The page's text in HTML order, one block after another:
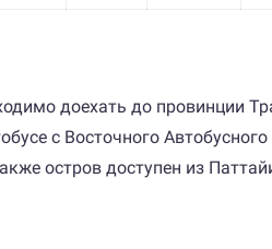
доехать до провинции
с Восточного
остров доступен из